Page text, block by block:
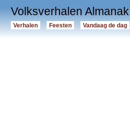
Volksverhalen Almanak
Verhalen Feesten Vandaag de dag